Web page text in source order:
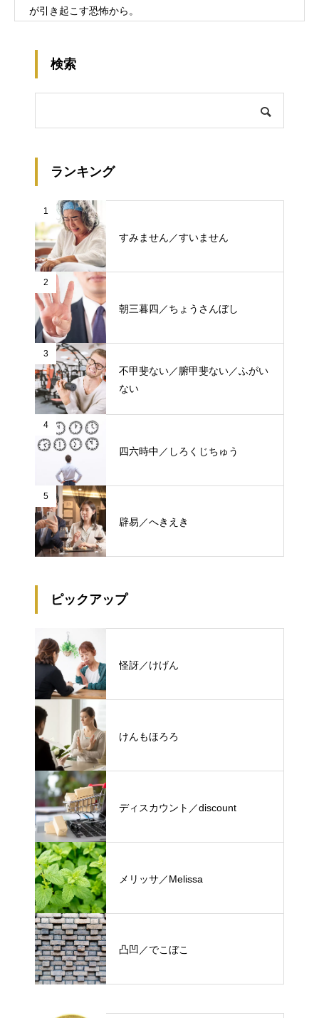
が引き起こす恐怖から。
検索
ランキング
1
すみません／すいません
2
朝三暮四／ちょうさんぼし
3
不甲斐ない／腑甲斐ない／ふがい
ない
4
四六時中／しろくじちゅう
5
辟易／へきえき
ピックアップ
怪訝／けげん
けんもほろろ
ディスカウント／discount
メリッサ／Melissa
凸凹／でこぼこ